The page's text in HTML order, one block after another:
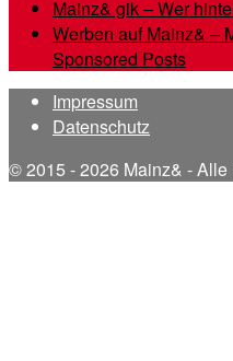
Mainz& gik – Wer
Werben auf Mainz& –
Sponsored Posts
Impressum
Datenschutz
© 2015 - 2026 Mainz& -